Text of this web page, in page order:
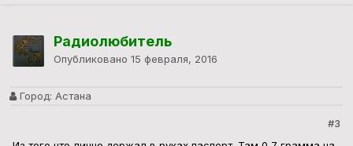
Радиолюбитель
Опубликовано 15 февраля, 2016
Город: Астана
#3